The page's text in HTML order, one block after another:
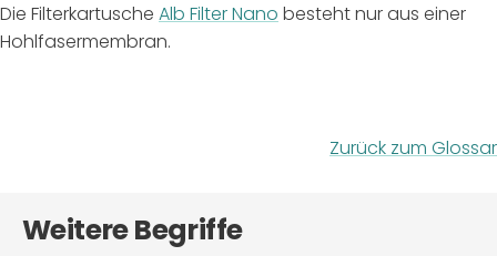
Die Filterkartusche Alb Filter Nano besteht nur aus einer
Hohlfasermembran.
Zurück zum Glossar
Weitere Begriffe